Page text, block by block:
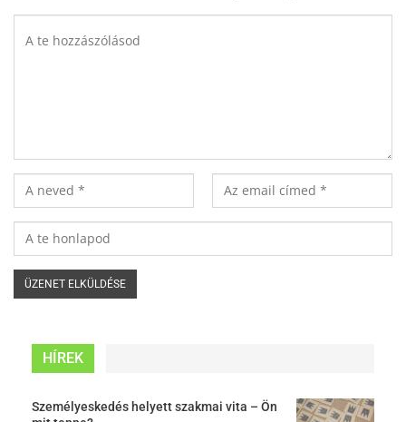
HÍREK
Személyeskedés helyett szakmai vita – Ön